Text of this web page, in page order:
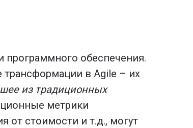
программного обеспечения.
трансформации в Agile – их
из традиционных
метрики
от стоимости и т.д., могут